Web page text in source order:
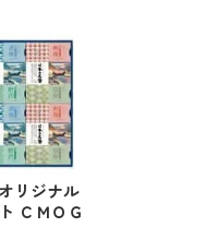
リジナル
ＣＭＯＧ